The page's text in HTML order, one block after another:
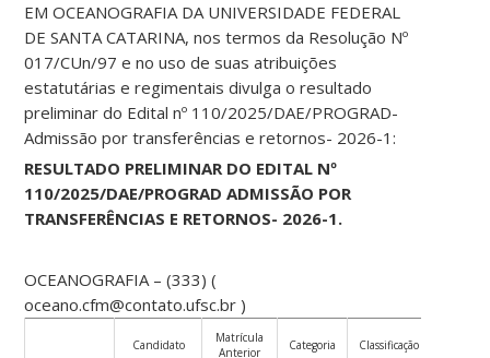
EM OCEANOGRAFIA DA UNIVERSIDADE FEDERAL
DE SANTA CATARINA, nos termos da Resolução Nº
017/CUn/97 e no uso de suas atribuições
estatutárias e regimentais divulga o resultado
preliminar do Edital nº 110/2025/DAE/PROGRAD-
Admissão por transferências e retornos- 2026-1:
RESULTADO PRELIMINAR DO EDITAL Nº
110/2025/DAE/PROGRADADMISSÃO POR
TRANSFERÊNCIAS E RETORNOS- 2026-1.
OCEANOGRAFIA – (333) (
oceano.cfm@contato.ufsc.br )
Candidato
Matrícula
Anterior
Categoria Classificação